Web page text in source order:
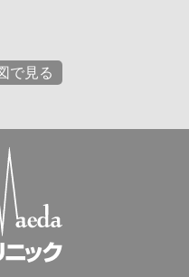
ます。
のマスク着用は任意
すので、お気軽に来
調が優れず受診され
方はマスク着用の上
で見る